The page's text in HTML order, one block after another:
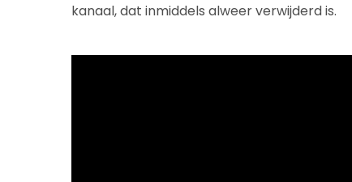
kanaal, dat inmiddels alweer verwijderd is.